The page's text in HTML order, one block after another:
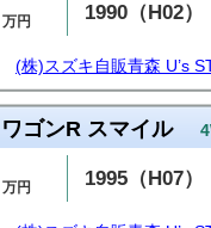
万円 1990（H02）
(株)スズキ自販青森 U’s
ワゴンR スマイル
万円 1995（H07）